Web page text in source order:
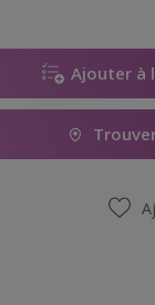
Ajouter à